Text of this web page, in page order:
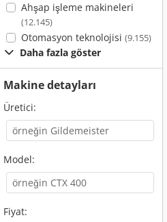
Ahşap işleme makineleri
(12.145)
Otomasyon teknolojisi (9.155)
Daha fazla göster
Makine detayları
Üretici:
Model:
Fiyat: